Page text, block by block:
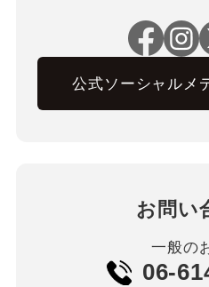
公式ソーシャルメ
お問い
一般の
06-